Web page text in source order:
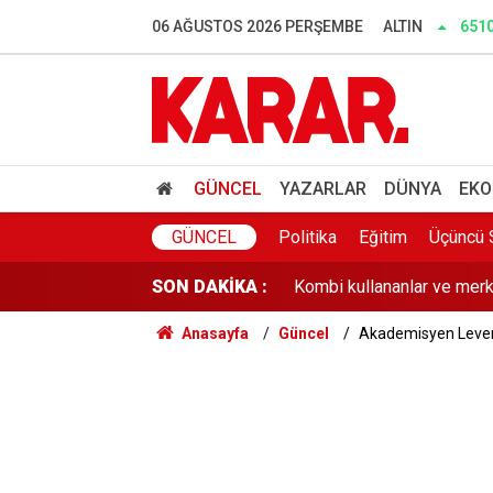
06 AĞUSTOS 2026 PERŞEMBE ALTIN
GÜNCEL YAZARLAR DÜNYA
GÜNCEL Politika Eğitim Üçüncü
SON DAKİKA :
Çeşme'nin fiyatlarını
AR-GE'ye 2025'te 253,5
Kombi kullananlar ve
Tatile giden büyülenip
Feti Yıldız'dan çerçeve
Anasayfa Güncel Akademisyen